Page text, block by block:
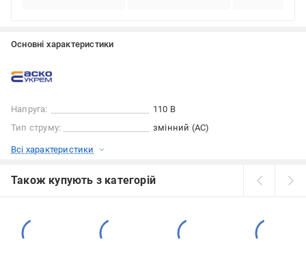
Основні характеристики
Напруга:
110 В
Тип струму:
змінний (AC)
Всі характеристики
Також купують з категорій